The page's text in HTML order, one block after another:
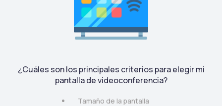
¿Cuáles son los principales criterios para elegir mi
pantalla de videoconferencia?
Tamaño de la pantalla